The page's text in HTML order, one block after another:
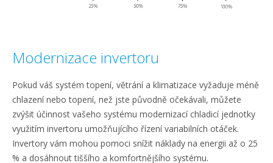
Modernizace invertoru
Pokud váš systém topení, větrání a klimatizace vyžaduje méně
chlazení nebo topení, než jste původně očekávali, můžete
zvýšit účinnost vašeho systému modernizací chladicí jednotky
využitím invertoru umožňujícího řízení variabilních otáček.
Invertory vám mohou pomoci snížit náklady na energii až o 25
% a dosáhnout tiššího a komfortnějšího systému.